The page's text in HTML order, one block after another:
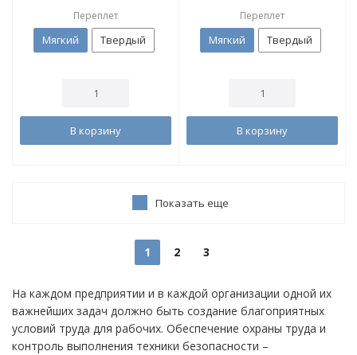
Переплет
Мягкий Твердый
В корзину
Переплет
Мягкий Твердый
В корзину
Показать еще
1 2 3
На каждом предприятии и в каждой организации одной их
важнейших задач должно быть создание благоприятных
условий труда для рабочих. Обеспечение охраны труда и
контроль выполнения техники безопасности –